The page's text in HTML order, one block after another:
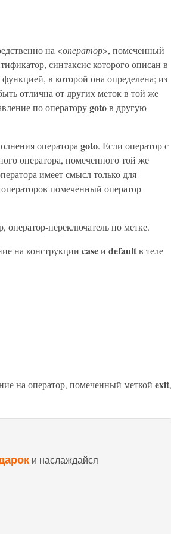
на <оператор>, помеченный
синтаксис которого описан в
в которой она определена; из
отлична от других меток в той же
по операторуgotoв другую
оператора goto. Если оператор с
оператора, помеченного той же
имеет смысл только для
помеченный оператор
переключатель по метке.
на конструкции caseи defaultв теле
на оператор, помеченный меткой exit,
и наслаждайся